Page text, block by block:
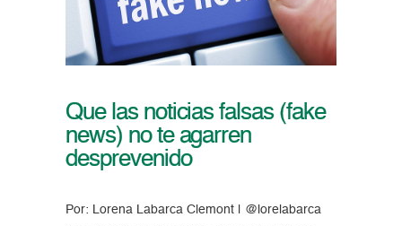
Que las noticias falsas (fake
news) no te agarren
desprevenido
Por: Lorena Labarca Clemont | @lorelabarca